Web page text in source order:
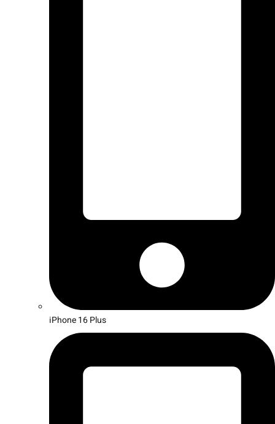
iPhone 16 Plus